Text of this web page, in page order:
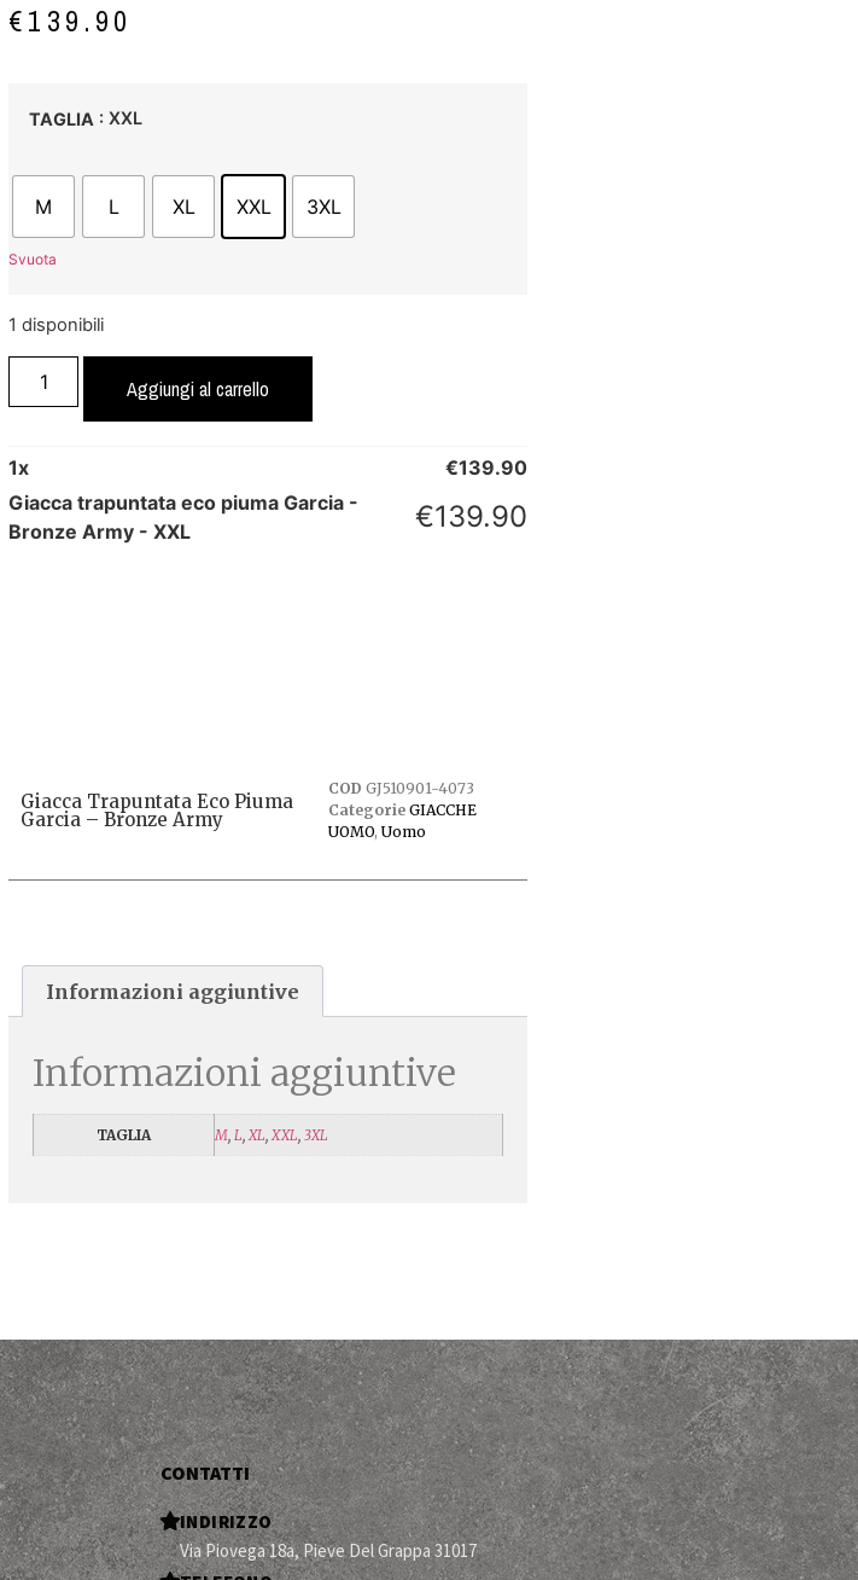
€139.90
TAGLIA : XXL
M L XL XXL 3XL
Svuota
1 disponibili
Aggiungi al carrello
1x €139.90
Giacca trapuntata eco piuma Garcia -
Bronze Army - XXL
€139.90
Giacca Trapuntata Eco Piuma
Garcia – Bronze Army
COD GJ510901-4073
Categorie GIACCHE
UOMO, Uomo
Informazioni aggiuntive
Informazioni aggiuntive
TAGLIA M, L,XL,XXL, 3XL
CONTATTI
INDIRIZZO
Via Piovega 18a, Pieve Del Grappa 31017